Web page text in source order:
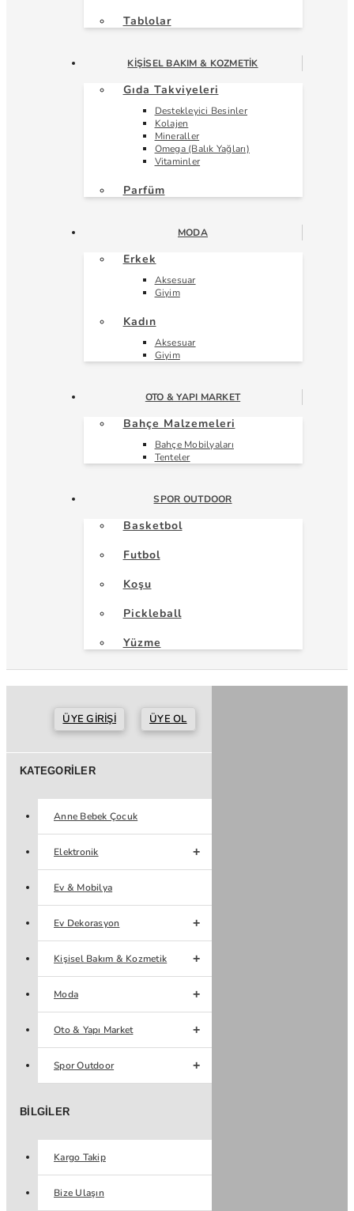
Tablolar
KIŞISEL BAKIM & KOZMETIK
Gıda Takviyeleri
Destekleyici Besinler
Kolajen
Mineraller
Omega (Balık Yağları)
Vitaminler
Parfüm
MODA
Erkek
Aksesuar
Giyim
Kadın
Aksesuar
Giyim
OTO & YAPI MARKET
Bahçe Malzemeleri
Bahçe Mobilyaları
Tenteler
SPOR OUTDOOR
Basketbol
Futbol
Koşu
Pickleball
Yüzme
ÜYE GIRIŞI ÜYE OL
KATEGORILER
Anne Bebek Çocuk
Elektronik
Ev & Mobilya
Ev Dekorasyon
Kişisel Bakım & Kozmetik
Moda
Oto & Yapı Market
Spor Outdoor
BILGILER
Kargo Takip
Bize Ulaşın